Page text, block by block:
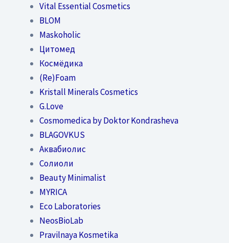
Vital Essential Cosmetics
BLOM
Maskoholic
Цитомед
Космёдика
(Re)Foam
Kristall Minerals Cosmetics
G.Love
Cosmomedica by Doktor Kondrasheva
BLAGOVKUS
Аквабиолис
Солиоли
Beauty Minimalist
MYRICA
Eco Laboratories
NeosBioLab
Pravilnaya Kosmetika